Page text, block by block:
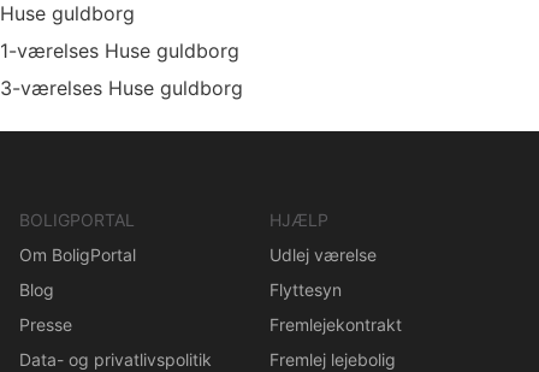
Huse guldborg
1-værelses Huse guldborg
3-værelses Huse guldborg
BOLIGPORTAL
Om BoligPortal
Blog
Presse
Data- og privatlivspolitik
HJÆLP
Udlej værelse
Flyttesyn
Fremlejekontrakt
Fremlej lejebolig